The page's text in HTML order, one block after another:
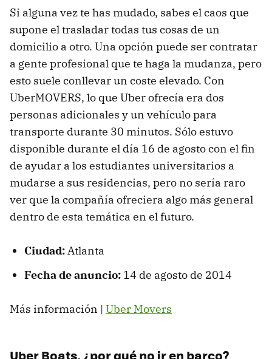
Si alguna vez te has mudado, sabes el caos que
supone el trasladar todas tus cosas de un
domicilio a otro. Una opción puede ser contratar
a gente profesional que te haga la mudanza, pero
esto suele conllevar un coste elevado. Con
UberMOVERS, lo que Uber ofrecía era dos
personas adicionales y un vehículo para
transporte durante 30 minutos. Sólo estuvo
disponible durante el día 16 de agosto con el fin
de ayudar a los estudiantes universitarios a
mudarse a sus residencias, pero no sería raro
ver que la compañía ofreciera algo más general
dentro de esta temática en el futuro.
Ciudad:Atlanta
Fecha de anuncio: 14 de agosto de 2014
Más información | Uber Movers
Uber Boats, ¿por qué no ir en barco?